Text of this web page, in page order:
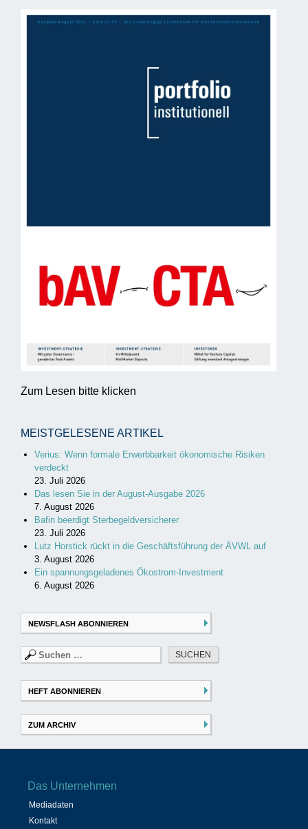
Zum Lesen bitte klicken
MEISTGELESENE ARTIKEL
Verius: Wenn formale Erwerbbarkeit ökonomische Risiken
verdeckt
23. Juli 2026
Das lesen Sie in der August-Ausgabe 2026
7. August 2026
Bafin beerdigt Sterbegeldversicherer
23. Juli 2026
Lutz Horstick rückt in die Geschäftsführung der ÄVWL auf
3. August 2026
Ein spannungsgeladenes Ökostrom-Investment
6. August 2026
NEWSFLASH ABONNIEREN
Suchen
nach:
HEFT ABONNIEREN
ZUM ARCHIV
Das Unternehmen
Mediadaten
Kontakt